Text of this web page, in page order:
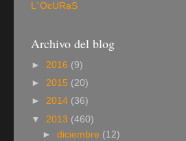
L´OcURaS
Archivo del blog
► 2016 (9)
► 2015 (20)
► 2014 (36)
▼ 2013 (460)
►diciembre (12)